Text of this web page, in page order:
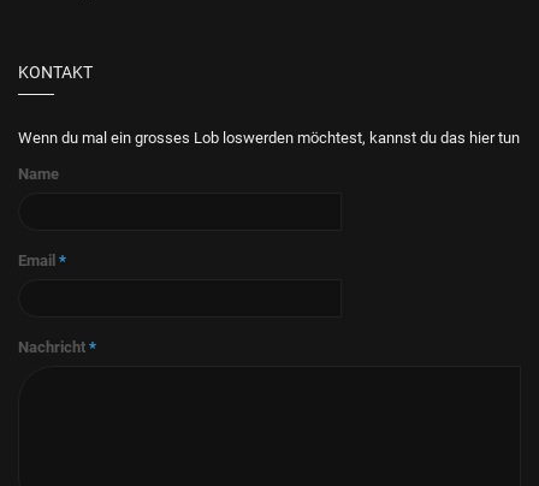
KONTAKT
Wenn du mal ein grosses Lob loswerden möchtest, kannst du das hier tun
Name
Email *
Nachricht *